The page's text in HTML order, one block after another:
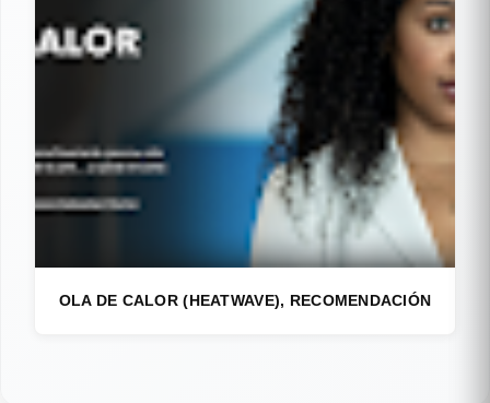
OLA DE CALOR (HEATWAVE), RECOMENDACIÓN